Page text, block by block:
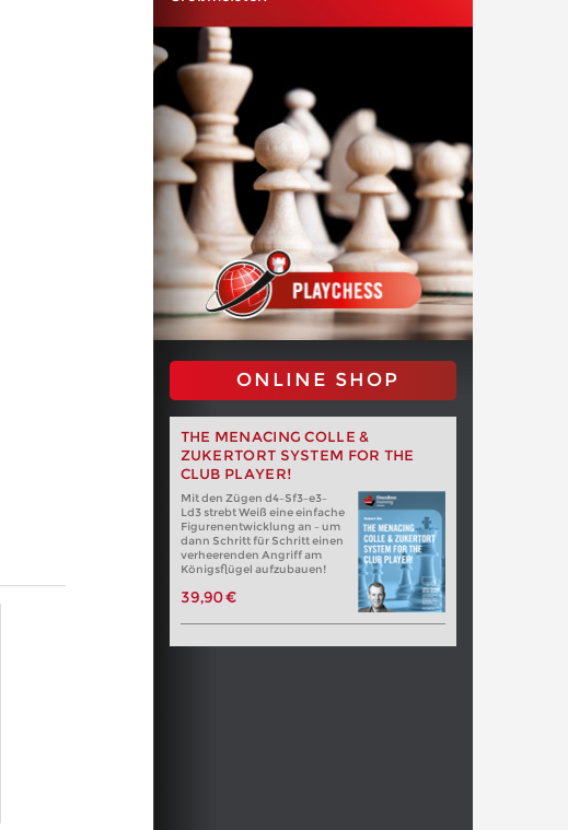
ONLINE SHOP
THE MENACING COLLE &
ZUKERTORT SYSTEM FOR THE
CLUB PLAYER!
Mit den Zügen d4–Sf3–e3–
Ld3 strebt Weiß eine einfache
Figurenentwicklung an – um
dann Schritt für Schritt einen
verheerenden Angriff am
Königsflügel aufzubauen!
39,90 €